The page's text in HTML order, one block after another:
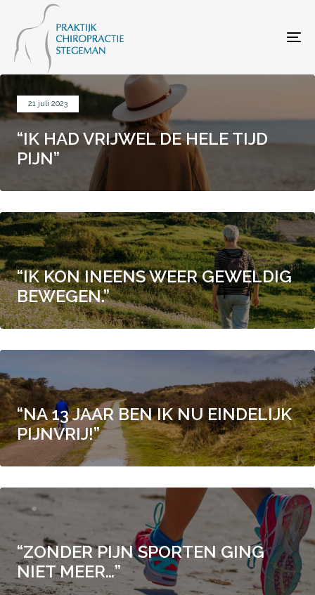
links
Skip
to
primary
navigation
Skip
to
content
21 juli 2023
“IK HAD VRIJWEL DE HELE TIJD
PIJN”
“IK KON INEENS WEER GEWELDIG
BEWEGEN.”
“NA 13 JAAR BEN IK NU EINDELIJK
PIJNVRIJ!”
“ZONDER PIJN SPORTEN GING
NIET MEER…”